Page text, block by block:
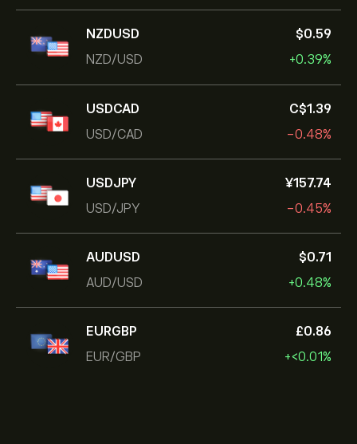
NZDUSD
NZD/USD
‎$‎0.59
+0.39%
USDCAD
USD/CAD
‎C$‎1.39
-0.48%
USDJPY
USD/JPY
‎¥‎157.74
-0.45%
AUDUSD
AUD/USD
‎$‎0.71
+0.48%
EURGBP
EUR/GBP
‎£‎0.86
+‎<‎0.01%